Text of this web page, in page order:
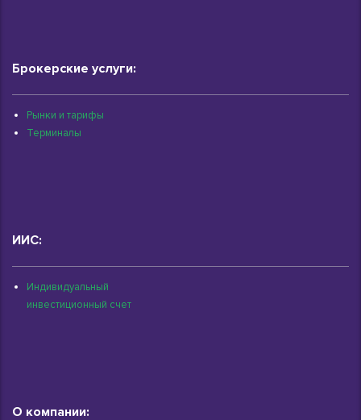
Брокерские услуги:
Рынки и тарифы
Терминалы
ИИС:
Индивидуальный
инвестиционный счет
О компании: